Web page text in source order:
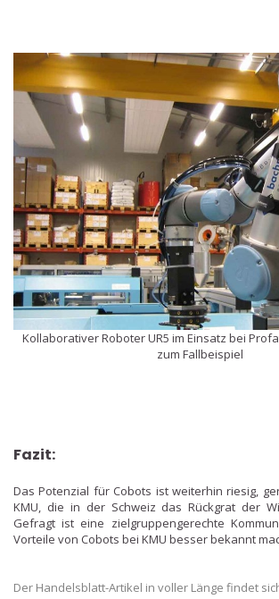
Kollaborativer Roboter UR5 im Einsatz bei
zum Fallbeispiel
Fazit:
Das Potenzial fürCobots ist weiterhin riesig,
KMU, die in der Schweiz das Rückgrat der
Gefragt ist eine zielgruppengerechte
Vorteile von Cobots bei KMU besser bekannt
Der Handelsblatt-Artikel in voller Länge findet